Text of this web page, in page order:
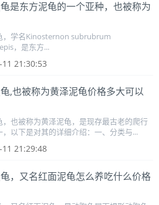
是东方泥龟的一个亚种，也被称为
，学名Kinosternon subrubrum
，是东方...
21:30:53
,也被称为黄泽泥龟价格多大可以
，也被称为黄泽泥龟，是现存最古老的爬行
，以下是对其的详细介绍：一、分类与...
21:29:48
，又名红面泥龟怎么养吃什么价格